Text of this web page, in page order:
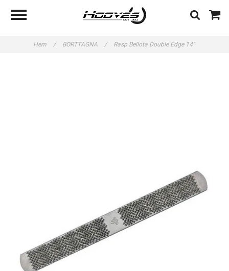
Hem / BORTTAGNA / Rasp Bellota Double Edge 14"